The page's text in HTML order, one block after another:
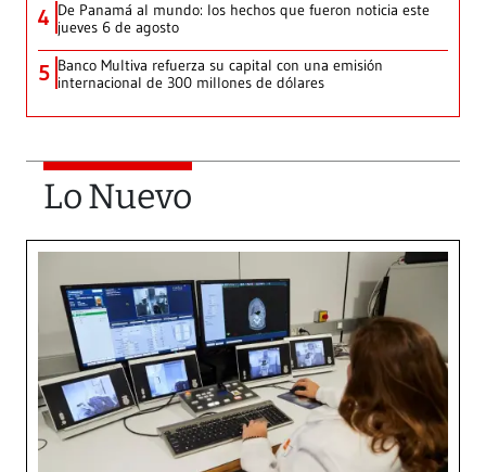
4 De Panamá al mundo: los hechos que fueron noticia este
jueves 6 de agosto
5 Banco Multiva refuerza su capital con una emisión
internacional de 300 millones de dólares
Lo Nuevo